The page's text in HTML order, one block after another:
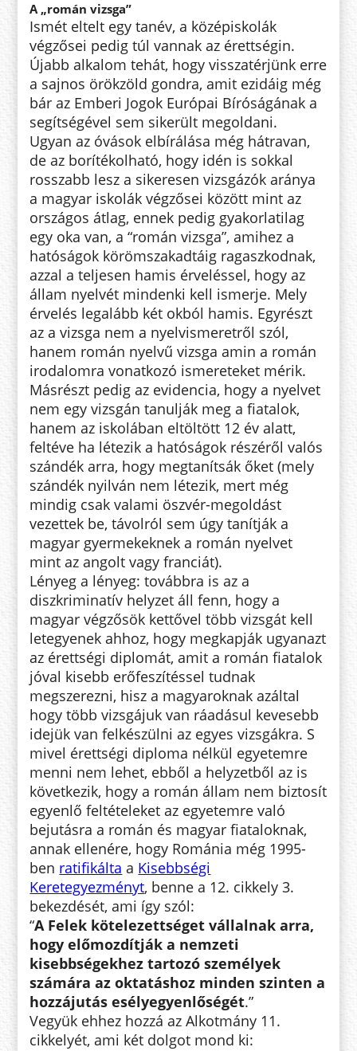
A „román vizsga”
Ismét eltelt egy tanév, a középiskolák
végzősei pedig túl vannak az érettségin.
Újabb alkalom tehát, hogy visszatérjünk erre
a sajnos örökzöld gondra, amit ezidáig még
bár az Emberi Jogok Európai Bíróságának a
segítségével sem sikerült megoldani.
Ugyan az óvások elbírálása még hátravan,
de az borítékolható, hogy idén is sokkal
rosszabb lesz a sikeresen vizsgázók aránya
a magyar iskolák végzősei között mint az
országos átlag, ennek pedig gyakorlatilag
egy oka van, a “román vizsga”, amihez a
hatóságok körömszakadtáig ragaszkodnak,
azzal a teljesen hamis érveléssel, hogy az
állam nyelvét mindenki kell ismerje. Mely
érvelés legalább két okból hamis. Egyrészt
az a vizsga nem a nyelvismeretről szól,
hanem román nyelvű vizsga amin a román
irodalomra vonatkozó ismereteket mérik.
Másrészt pedig az evidencia, hogy a nyelvet
nem egy vizsgán tanulják meg a fiatalok,
hanem az iskolában eltöltött 12 év alatt,
feltéve ha létezik a hatóságok részéről valós
szándék arra, hogy megtanítsák őket (mely
szándék nyilván nem létezik, mert még
mindig csak valami öszvér-megoldást
vezettek be, távolról sem úgy tanítják a
magyar gyermekeknek a román nyelvet
mint az angolt vagy franciát).
Lényeg a lényeg: továbbra is az a
diszkriminatív helyzet áll fenn, hogy a
magyar végzősök kettővel több vizsgát kell
letegyenek ahhoz, hogy megkapják ugyanazt
az érettségi diplomát, amit a román fiatalok
jóval kisebb erőfeszítéssel tudnak
megszerezni, hisz a magyaroknak azáltal
hogy több vizsgájuk van ráadásul kevesebb
idejük van felkészülni az egyes vizsgákra. S
mivel érettségi diploma nélkül egyetemre
menni nem lehet, ebből a helyzetből az is
következik, hogy a román állam nem biztosít
egyenlő feltételeket az egyetemre való
bejutásra a román és magyar fiataloknak,
annak ellenére, hogy Románia még 1995-
ben ratifikálta a Kisebbségi
Keretegyezményt, benne a 12. cikkely 3.
bekezdését, ami így szól:
“A Felek kötelezettséget vállalnak arra,
hogy előmozdítják a nemzeti
kisebbségekhez tartozó személyek
számára az oktatáshoz minden szinten a
hozzájutás esélyegyenlőségét.”
Vegyük ehhez hozzá az Alkotmány 11.
cikkelyét, ami két dolgot mond ki: